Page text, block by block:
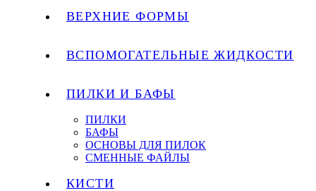
ВЕРХНИЕ ФОРМЫ
ВСПОМОГАТЕЛЬНЫЕ ЖИДКОСТИ
ПИЛКИ И БАФЫ
ПИЛКИ
БАФЫ
ОСНОВЫ ДЛЯ ПИЛОК
СМЕННЫЕ ФАЙЛЫ
КИСТИ